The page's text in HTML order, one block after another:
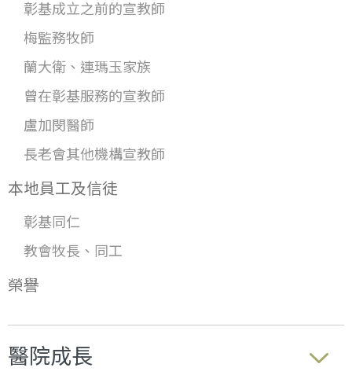
彰基成立之前的宣教師
梅監務牧師
蘭大衛、連瑪玉家族
曾在彰基服務的宣教師
盧加閔醫師
長老會其他機構宣教師
本地員工及信徒
彰基同仁
教會牧長、同工
榮譽
醫院成長